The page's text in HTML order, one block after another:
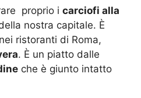
proprio i carciofi alla
nostra capitale. È
ristoranti di Roma,
. È un piatto dalle
che è giunto intatto